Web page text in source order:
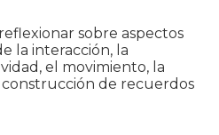
sobre aspectos
la interacción, la
el movimiento, la
de recuerdos